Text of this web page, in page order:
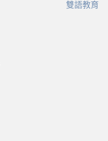
雙語教育